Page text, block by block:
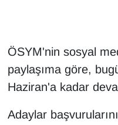
ÖSYM'nin sosyal
paylaşıma göre,
Haziran'a kadar
Adaylar
Haber
HABERDE İNSAN
İngilizce